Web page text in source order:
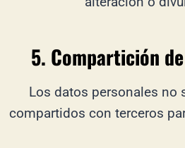
5. Compartición
Los datos personales no
compartidos con terceros